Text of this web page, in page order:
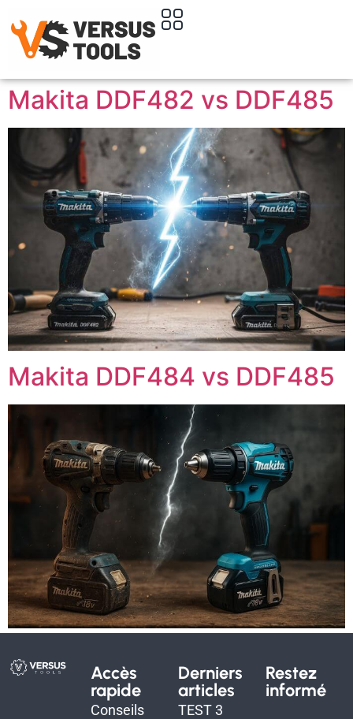
Makita DDF482 vs DDF485
Makita DDF484 vs DDF485
Accès
rapide
Conseils
Derniers
articles
TEST 3
Restez
informé